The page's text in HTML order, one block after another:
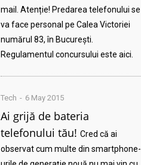
mail. Atenție! Predarea telefonului se
va face personal pe Calea Victoriei
numărul 83, în București.
Regulamentul concursului este aici.
Tech 6 May 2015
Ai grijă de bateria
telefonului tău! Cred că ai
observat cum multe din smartphone-